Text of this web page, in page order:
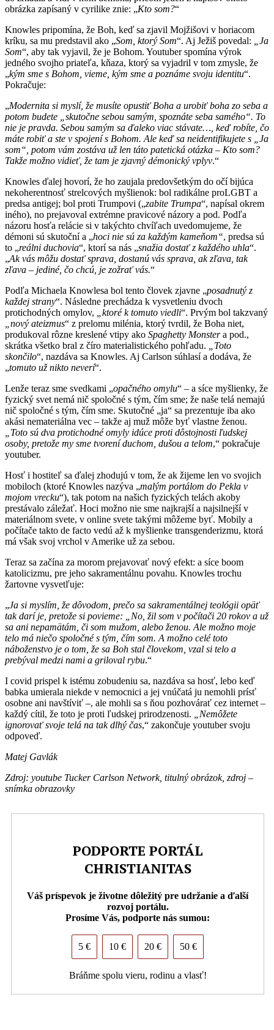
obrázka zapísaný v cyrilike znie: „Kto som?“
Knowles pripomína, že Boh, keď sa zjavil Mojžišovi v horiacom
kríku, sa mu predstavil ako „Som, ktorý Som“. Aj Ježiš povedal:
„Ja
Som“, aby tak vyjavil, že je Bohom. Youtuber spomína výrok
jedného svojho priateľa, kňaza, ktorý sa vyjadril v tom zmysle, že
„kým sme s Bohom, vieme, kým sme a poznáme svoju identitu“.
Pokračuje:
„Modernita si myslí, že musíte opustiť Boha a urobiť boha zo seba a
potom budete „skutočne sebou samým, spoznáte seba samého“. To
nie je pravda. Sebou samým sa ďaleko viac stávate…, keď robíte, čo
máte robiť a ste v spojení s Bohom. Ale keď sa neidentifikujete s „Ja
som“, potom vám zostáva už len táto patetická otázka – Kto som?
Takže možno vidieť, že tam je zjavný démonický vplyv.“
Knowles ďalej hovorí, že ho zaujala predovšetkým do očí bijúca
nekoherentnosť strelcových myšlienok: bol radikálne proLGBT a
predsa antigej; bol proti Trumpovi („zabite Trumpa“, napísal okrem
iného), no prejavoval extrémne pravicové názory a pod. Podľa
názoru hosťa relácie si v takýchto chvíľach uvedomujeme, že
démoni sú skutoční a „hoci nie sú za každým kameňom“, predsa sú
to „reálni duchovia“, ktorí sa nás „snažia dostať z každého uhla“.
„Ak vás môžu dostať sprava, dostanú vás sprava, ak zľava, tak
zľava – jediné, čo chcú, je zožrať vás.“
Podľa Michaela Knowlesa bol tento človek zjavne „posadnutý z
každej strany“. Následne prechádza k vysvetleniu dvoch
protichodných omylov,
„ktoré k tomuto viedli“. Prvým bol takzvaný
nový ateizmus“ z prelomu milénia, ktorý tvrdil, že Boha niet,
produkoval rôzne kreslené vtipy ako Spaghetty Monstera pod.,
skrátka všetko bral z číro materialistického pohľadu.
Toto
skončilo“, nazdáva sa Knowles. Aj Carlson súhlasí a dodáva, že
„tomuto už nikto neverí“.
Lenže teraz sme svedkami „opačného omylu“ – a síce myšlienky, že
fyzický svet nemá nič spoločné s tým, čím sme; že naše telá nemajú
nič spoločné s tým, čím sme. Skutočné „ja“ sa prezentuje iba ako
akási nemateriálna vec – takže aj muž môže byť vlastne ženou.
„Toto sú dva protichodné omyly idúce proti dôstojnosti ľudskej
osoby, pretože my sme tvorení duchom, dušou a telom,“ pokračuje
youtuber.
Hosť i hostiteľ sa ďalej zhodujú v tom, že ak žijeme len vo svojich
mobiloch (ktoré Knowles nazýva „malým portálom do Pekla v
mojom vrecku“), tak potom na našich fyzických telách akoby
prestávalo záležať. Hoci možno nie sme najkrajší a najsilnejší v
materiálnom svete, v online svete takými môžeme byť. Mobily a
počítače takto de facto vedú až k myšlienke transgenderizmu, ktorá
má však svoj vrchol v Amerike už za sebou.
Teraz sa začína za morom prejavovať nový efekt: a síce boom
katolicizmu, pre jeho sakramentálnu povahu. Knowles trochu
žartovne vysvetľuje:
„Ja si myslím, že dôvodom, prečo sa sakramentálnej teológii opäť
tak darí je, pretože si povieme: „No, žil som v počítači 20 rokov a už
sa ani nepamätám, či som mužom, alebo ženou. Ale možno moje
telo má niečo spoločné s tým, čím som. A možno celé toto
náboženstvo je o tom, že sa Boh stal človekom, vzal si telo a
prebýval medzi nami a griloval rybu.“
I covid prispel k istému zobudeniu sa, nazdáva sa hosť, lebo keď
babka umierala niekde v nemocnici a jej vnúčatá ju nemohli prísť
osobne ani navštíviť –, ale mohli sa s ňou pozhovárať cez internet –
každý cítil, že toto je proti ľudskej prirodzenosti.
„Nemôžete
ignorovať svoje telá na tak dlhý čas,“ zakončuje youtuber svoju
odpoveď.
Matej Gavlák
Zdroj: youtube Tucker Carlson Network, titulný obrázok, zdroj –
snímka obrazovky
PODPORTE PORTÁL
CHRISTIANITAS
Váš príspevok je životne dôležitý pre udržanie a ďalší
rozvoj portálu.
Prosíme Vás, podporte nás sumou:
5 € 10 € 20 € 50 €
Bráňme spolu vieru, rodinu a vlasť!